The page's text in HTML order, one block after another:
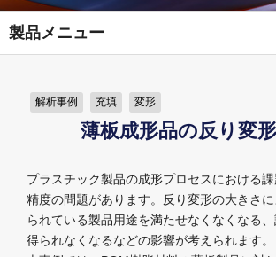
製品メニュー
解析事例 充填 変形
薄板成形品の反り変
プラスチック製品の成形プロセスにおける
精度の問題があります。反り変形の大きさ
られている製品用途を満たせなくなくなる
得られなくなるなどの影響が考えられます。